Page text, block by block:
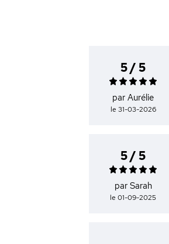
5 / 5
par Aurélie
le 31-03-2026
5 / 5
par Sarah
le 01-09-2025